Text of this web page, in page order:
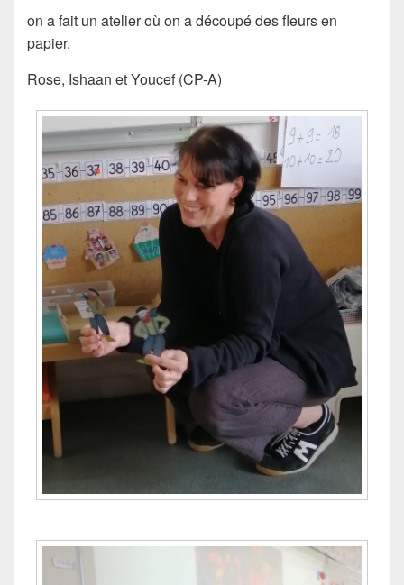
on a fait un atelier où on a découpé des fleurs en
papier.
Rose, Ishaan et Youcef (CP-A)